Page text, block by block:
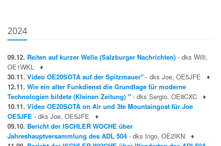
2024
09.12. Reiten auf kurzer Welle (Salzburger Nachrichten) - dks Willi,
OE1WKL
♦
30.11. Video OE20SOTA auf der Spitzmauer" - dks Joe, OE5JFE
♦
12.11. Wie ein alter Funkdienst die Grundlage für moderne
Technologien bildete (Kleinen Zeitung) " - dks Sergio, OE8CXC
♦
10.11. Video OE20SOTA on Air und 3te Mountaingoat für Joe
OE5JFE - dks Joe, OE5JFE
♦
09.10. Bericht der ISCHLER WOCHE über
Jahreshauptversammlung des ADL 504 - dks Ingo, OE2IKN
♦